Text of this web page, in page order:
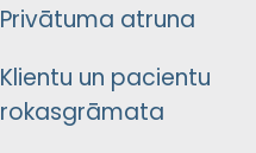
Privātuma atruna
Klientu un pacientu
rokasgrāmata